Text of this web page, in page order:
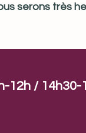
serons très
12h / 14h30-